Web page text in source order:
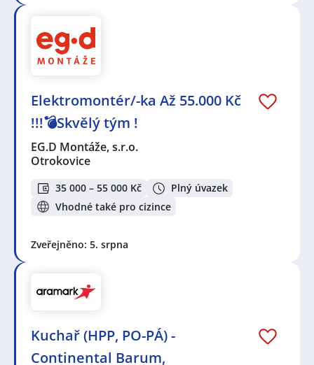
Elektromontér/-ka Až 55.000 Kč
!!!💣Skvělý tým !
EG.D Montáže, s.r.o.
Otrokovice
35 000 – 55 000 Kč
Plný úvazek
Vhodné také pro cizince
Zveřejněno: 5. srpna
Kuchař (HPP, PO-PÁ) -
Continental Barum,